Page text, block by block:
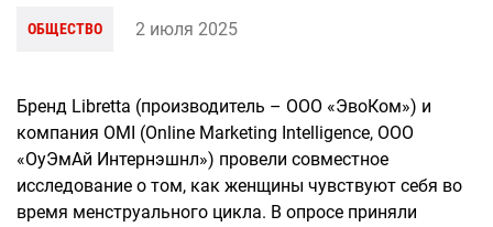
ОБЩЕСТВО 2 июля 2025
Бренд Libretta (производитель – ООО «ЭвоКом») и
компания OMI (Online Marketing Intelligence, ООО
«ОуЭмАй Интернэшнл») провели совместное
исследование о том, как женщины чувствуют себя во
время менструального цикла. В опросе приняли